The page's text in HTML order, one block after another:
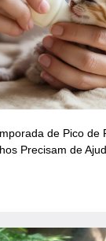
de Pico de
Precisam de